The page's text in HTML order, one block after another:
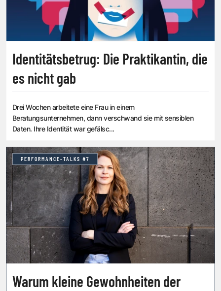
Identitätsbetrug: Die Praktikantin, die
es nicht gab
Drei Wochen arbeitete eine Frau in einem
Beratungsunternehmen, dann verschwand sie mit sensiblen
Daten. Ihre Identität war gefälsc...
PERFORMANCE-TALKS #7
Warum kleine Gewohnheiten der